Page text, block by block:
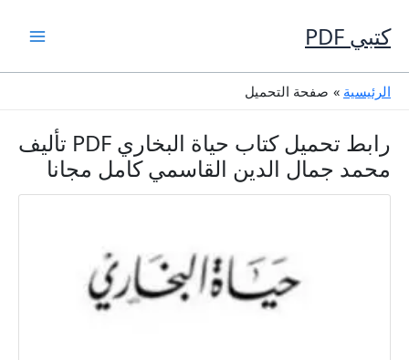
إلى
المحتوى
كتبي PDF
الرئيسية صفحة التحميل
رابط تحميل كتاب حياة البخاري PDF تأليف
محمد جمال الدين القاسمي كامل مجانا